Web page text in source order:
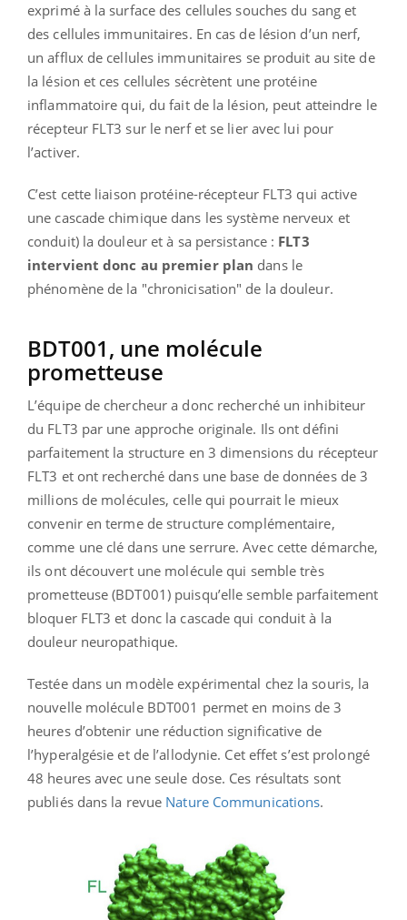
exprimé à la surface des cellules souches du sang et
des cellules immunitaires. En cas de lésion d’un nerf,
un afflux de cellules immunitaires se produit au site de
la lésion et ces cellules sécrètent une protéine
inflammatoire qui, du fait de la lésion, peut atteindre le
récepteur FLT3 sur le nerf et se lier avec lui pour
l’activer.
C’est cette liaison protéine-récepteur FLT3 qui active
une cascade chimique dans les système nerveux et
conduit) la douleur et à sa persistance : FLT3
intervient donc au premier plan dans le
phénomène de la "chronicisation" de la douleur.
BDT001, une molécule
prometteuse
L’équipe de chercheur a donc recherché un inhibiteur
du FLT3 par une approche originale. Ils ont défini
parfaitement la structure en 3 dimensions du récepteur
FLT3 et ont recherché dans une base de données de 3
millions de molécules, celle qui pourrait le mieux
convenir en terme de structure complémentaire,
comme une clé dans une serrure. Avec cette démarche,
ils ont découvert une molécule qui semble très
prometteuse (BDT001) puisqu’elle semble parfaitement
bloquer FLT3 et donc la cascade qui conduit à la
douleur neuropathique.
Testée dans un modèle expérimental chez la souris, la
nouvelle molécule BDT001 permet en moins de 3
heures d’obtenir une réduction significative de
l’hyperalgésie et de l’allodynie. Cet effet s’est prolongé
48 heures avec une seule dose. Ces résultats sont
publiés dans la revue Nature Communications.